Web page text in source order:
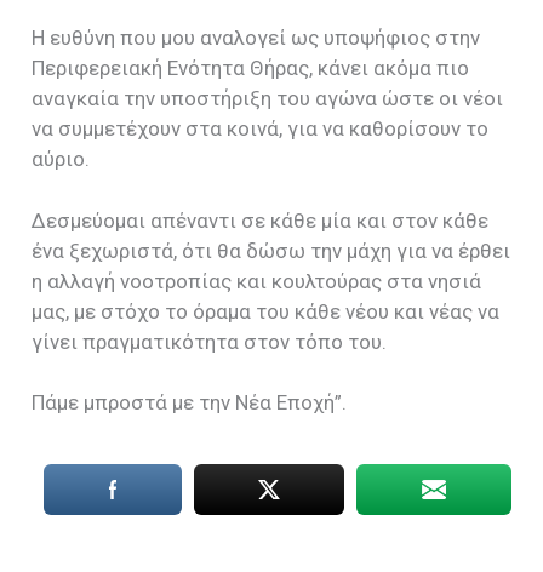
Η ευθύνη που μου αναλογεί ως υποψήφιος στην
Περιφερειακή Ενότητα Θήρας, κάνει ακόμα πιο
αναγκαία την υποστήριξη του αγώνα ώστε οι νέοι
να συμμετέχουν στα κοινά, για να καθορίσουν το
αύριο.
Δεσμεύομαι απέναντι σε κάθε μία και στον κάθε
ένα ξεχωριστά, ότι θα δώσω την μάχη για να έρθει
η αλλαγή νοοτροπίας και κουλτούρας στα νησιά
μας, με στόχο το όραμα του κάθε νέου και νέας να
γίνει πραγματικότητα στον τόπο του.
Πάμε μπροστά με την Νέα Εποχή”.